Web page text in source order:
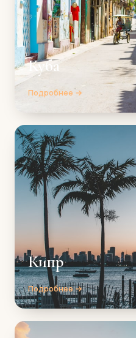
Куба
Подробнее →
Кипр
Подробнее →